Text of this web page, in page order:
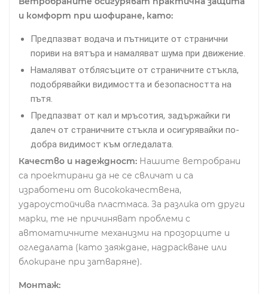
и комфорт при шофиране, като:
Предпазват водача и пътниците от странични
пориви на вятъра и намаляват шума при движение.
Намаляват отблясъците от страничните стъкла,
подобрявайки видимостта и безопасността на
пътя.
Предпазват от кал и мръсотия, задържайки ги
далеч от страничните стъкла и осигурявайки по-
добра видимост към огледалата.
Качество и надеждност: Нашите ветробрани
са проектирани да не се свличат и са
изработени от висококачествена,
удароустойчива пластмаса. За разлика от други
марки, те не причиняват проблеми с
автоматичните механизми на прозорците и
огледалата (като заяждане, надраскване или
блокиране при затваряне).
Монтаж: